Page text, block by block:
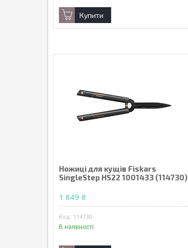
Купити
Ножиці для кущів Fiskars
SingleStep HS22 1001433 (114730)
1 849 ₴
114730
В наявності